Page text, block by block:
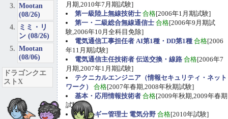
月期,2010年7月期試験]
第一級陸上無線技術士 合格[2006年1月期試験]
第一・二級総合無線通信士 合格[2006年9月期試
験,2006年10月全科目免除]
電気通信工事担任者 AI第1種・DD第1種 合格[2006
年11月期試験]
電気通信主任技術者 伝送交換・線路 合格[2006年7
月期,2007年1月期試験]
テクニカルエンジニア（情報セキュリティ・ネット
ワーク）
合格[2007年春期,2008年秋期試験]
基本・応用情報技術者 合格[2009年秋期,2009年春期
試験]
エネルギー管理士 電気分野 合格[2010年試験]
Mootan
(08/26)
ミミ・リ
ン (08/26)
Mootan
(08/06)
ドラゴンクエ
ストX